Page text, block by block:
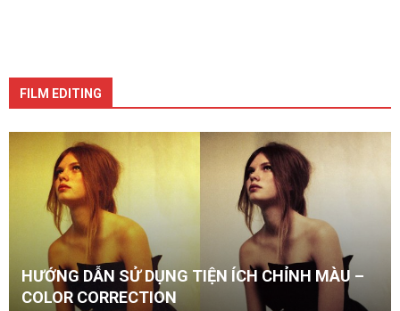
FILM EDITING
HƯỚNG DẪN SỬ DỤNG TIỆN ÍCH CHỈNH MÀU –
COLOR CORRECTION